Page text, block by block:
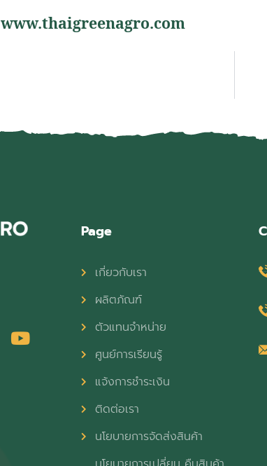
www.thaigreenagro.com
Page
เกี่ยวกับเรา
ผลิตภัณฑ์
ตัวแทนจำหน่าย
ศูนย์การเรียนรู้
แจ้งการชำระเงิน
ติดต่อเรา
นโยบายการจัดส่งสินค้า